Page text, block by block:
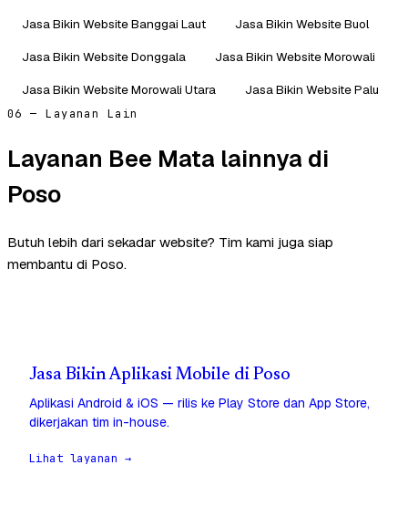
Jasa Bikin Website Banggai Laut
Jasa Bikin Website Buol
Jasa Bikin Website Donggala
Jasa Bikin Website Morowali
Jasa Bikin Website Morowali Utara
Jasa Bikin Website Palu
06 — Layanan Lain
Layanan Bee Mata lainnya di
Poso
Butuh lebih dari sekadar website? Tim kami juga siap
membantu di Poso.
Jasa Bikin Aplikasi Mobile di Poso
Aplikasi Android & iOS — rilis ke Play Store dan App Store,
dikerjakan tim in-house.
Lihat layanan →